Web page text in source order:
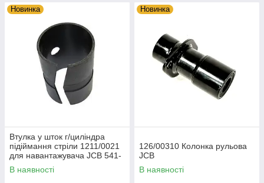
Новинка
Втулка у шток г/циліндра
підіймання стріли 1211/0021
для навантажувача JCB 541-
70
В наявності
Новинка
126/00310 Колонка рульова
JCB
В наявності